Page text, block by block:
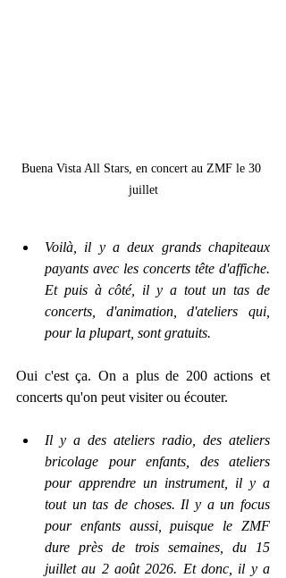
Buena Vista All Stars, en concert au ZMF le 30
juillet
Voilà, il y a deux grands chapiteaux
payants avec les concerts tête d'affiche.
Et puis à côté, il y a tout un tas de
concerts, d'animation, d'ateliers qui,
pour la plupart, sont gratuits.
Oui c'est ça. On a plus de 200 actions et
concerts qu'on peut visiter ou écouter.
Il y a des ateliers radio, des ateliers
bricolage pour enfants, des ateliers
pour apprendre un instrument, il y a
tout un tas de choses. Il y a un focus
pour enfants aussi, puisque le ZMF
dure près de trois semaines, du 15
juillet au 2 août 2026. Et donc, il y a